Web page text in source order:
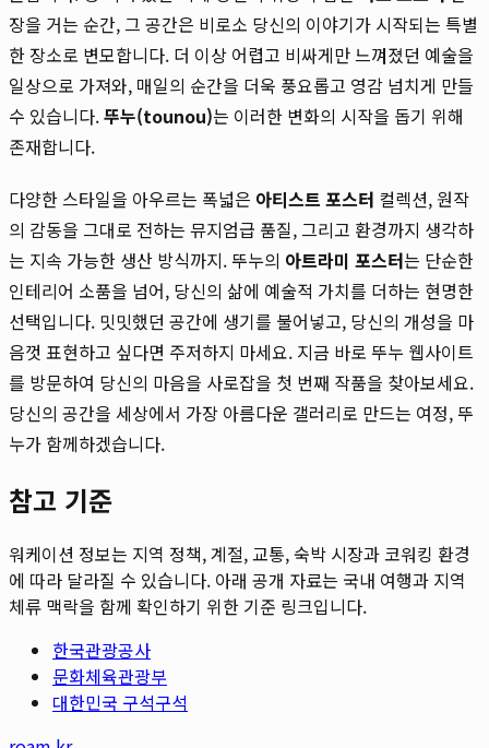
장을 거는 순간, 그 공간은 비로소 당신의 이야기가 시작되는 특별
한 장소로 변모합니다. 더 이상 어렵고 비싸게만 느껴졌던 예술을
일상으로 가져와, 매일의 순간을 더욱 풍요롭고 영감 넘치게 만들
수 있습니다.뚜누(tounou)는 이러한 변화의 시작을 돕기 위해
존재합니다.
다양한 스타일을 아우르는 폭넓은 아티스트 포스터 컬렉션, 원작
의 감동을 그대로 전하는 뮤지엄급 품질, 그리고 환경까지 생각하
는 지속 가능한 생산 방식까지. 뚜누의 아트라미 포스터는 단순한
인테리어 소품을 넘어, 당신의 삶에 예술적 가치를 더하는 현명한
선택입니다. 밋밋했던 공간에 생기를 불어넣고, 당신의 개성을 마
음껏 표현하고 싶다면 주저하지 마세요. 지금 바로 뚜누 웹사이트
를 방문하여 당신의 마음을 사로잡을 첫 번째 작품을 찾아보세요.
당신의 공간을 세상에서 가장 아름다운 갤러리로 만드는 여정, 뚜
누가 함께하겠습니다.
참고 기준
워케이션 정보는 지역 정책, 계절, 교통, 숙박 시장과 코워킹 환경
에 따라 달라질 수 있습니다. 아래 공개 자료는 국내 여행과 지역
체류 맥락을 함께 확인하기 위한 기준 링크입니다.
한국관광공사
문화체육관광부
대한민국 구석구석